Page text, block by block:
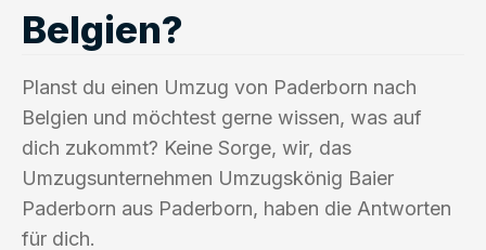
Belgien?
Planst du einen Umzug von Paderborn nach
Belgien und möchtest gerne wissen, was auf
dich zukommt? Keine Sorge, wir, das
Umzugsunternehmen Umzugskönig Baier
Paderborn aus Paderborn, haben die Antworten
für dich.